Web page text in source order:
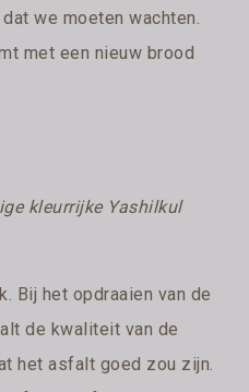
we moeten wachten.
met een nieuw brood
kleurrijke Yashilkul
Bij het opdraaien van de
de kwaliteit van de
het asfalt goed zou zijn.